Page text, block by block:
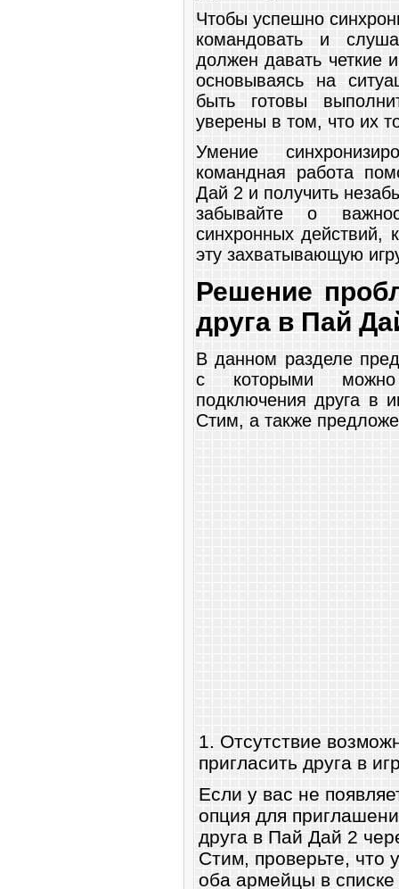
Чтобы успешно
командовать и
должен давать четкие
основываясь на
быть готовы
уверены в том, что их
Умение
командная работа
Дай 2 и получить
забывайте о
синхронных действий,
эту захватывающую
Решение
друга в Пай
В данном разделе
с которыми можно
подключения друга в
Стим, а также
1. Отсутствие
пригласить друга в
Если у вас не
опция для
друга в Пай Дай 2
Стим, проверьте, что
оба армейцы в списке